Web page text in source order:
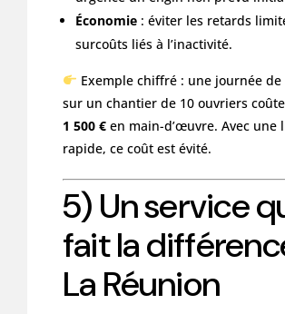
Économie: éviter les retards
surcoûts liés à l’inactivité.
Exemple chiffré : une journée
sur un chantier de 10 ouvriers
1 500 €en main-d’œuvre. Avec une
rapide, ce coût est évité.
5) Un service
fait la
La Réunion